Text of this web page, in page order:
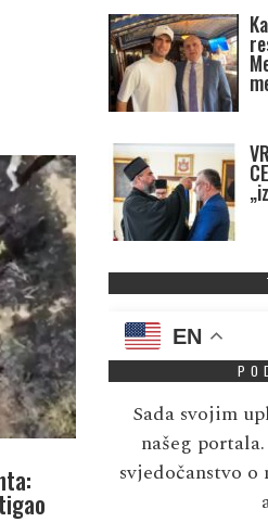
EN
Sada svojim
našeg
svjedočanstvo